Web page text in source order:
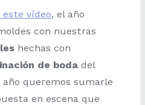
este vídeo, el año
con nuestras
hechas con
de boda del
queremos sumarle
en escena que